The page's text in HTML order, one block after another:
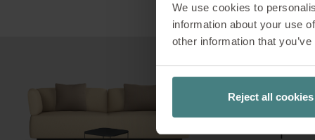
We use cookies to
information about your use
other information that
Reject all cookies